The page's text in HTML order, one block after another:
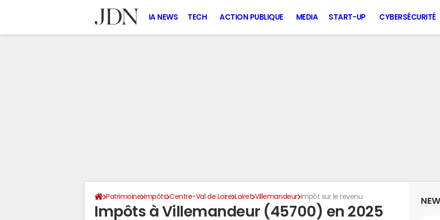
IA NEWS TECH ACTION PUBLIQUE MEDIA START-UP CYBERSÉCURITÉ
Patrimoine Impôts Centre-Val de Loire Loiret Villemandeur Impôt sur le revenu
Impôts à Villemandeur (45700) en 2025